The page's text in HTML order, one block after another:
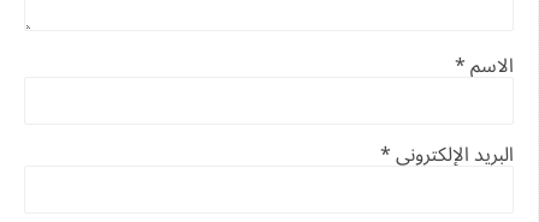
الاسم*
البريد الإلكتروني*